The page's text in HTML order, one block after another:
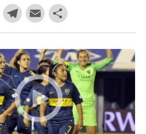
W
h
at
s
A
p
p
T
el
e
gr
a
m
E
m
ai
l
o
m
p
ar
tir